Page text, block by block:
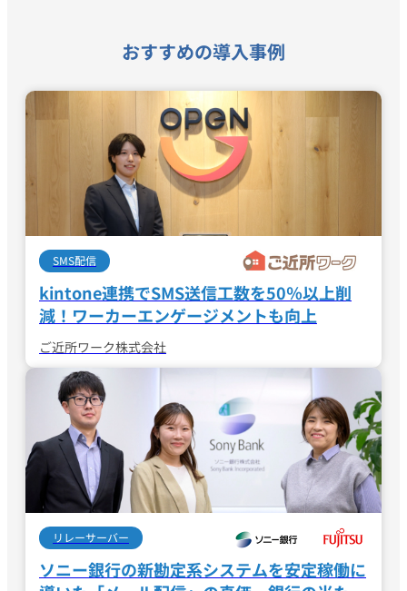
おすすめの導入事例
SMS配信
kintone連携でSMS送信工数を50％以上削
減！ワーカーエンゲージメントも向上
ご近所ワーク株式会社
リレーサーバー
ソニー銀行の新勘定系システムを安定稼働に